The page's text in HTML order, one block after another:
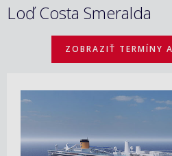
Loď Costa Smeralda
ZOBRAZIŤ TERMÍNY